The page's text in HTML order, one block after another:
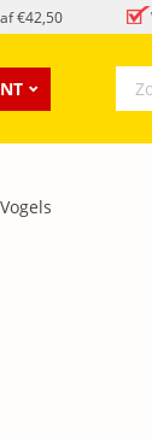
€42,50
Vogels